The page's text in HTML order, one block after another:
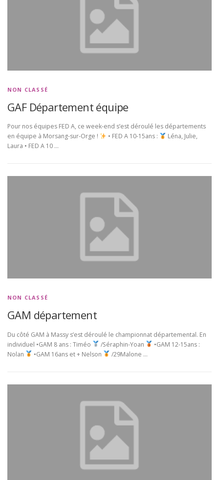
NON CLASSÉ
GAF Département équipe
Pour nos équipes FED A, ce week-end s’est déroulé les départements
en équipe à Morsang-sur-Orge !
• FED A 10-15ans :
Léna, Julie,
Laura • FED A 10 …
NON CLASSÉ
GAM département
Du côté GAM à Massy s’est déroulé le championnat départemental. En
individuel •GAM 8 ans : Timéo
/Séraphin-Yoan
•GAM 12-15ans :
Nolan
•GAM 16ans et + Nelson /29Malone …